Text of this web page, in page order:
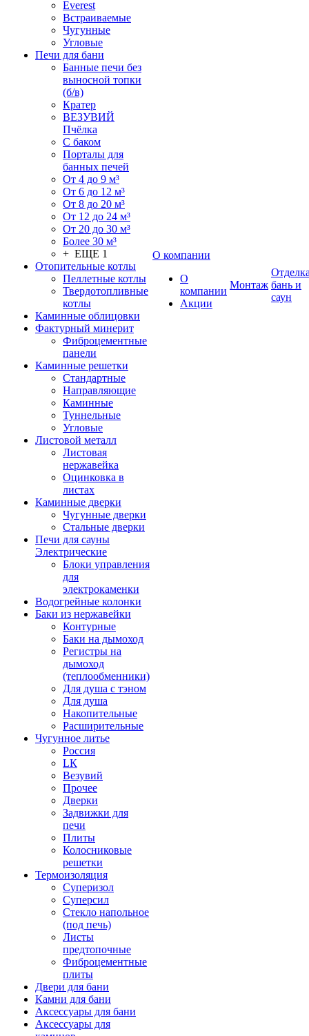
Everest
Встраиваемые
Чугунные
Угловые
Печи для бани
Банные печи без
выносной топки
(б/в)
Кратер
ВЕЗУВИЙ
Пчёлка
С баком
Порталы для
банных печей
От 4 до 9 м³
От 6 до 12 м³
От 8 до 20 м³
От 12 до 24 м³
От 20 до 30 м³
Более 30 м³
+ ЕЩЕ 1
Отопительные котлы
Пеллетные котлы
Твердотопливные
котлы
Каминные облицовки
Фактурный минерит
Фиброцементные
панели
Каминные решетки
Стандартные
Направляющие
Каминные
Туннельные
Угловые
Листовой металл
Листовая
нержавейка
Оцинковка в
листах
Каминные дверки
Чугунные дверки
Стальные дверки
Печи для сауны
Электрические
Блоки управления
для
электрокаменки
Водогрейные колонки
Баки из нержавейки
Контурные
Баки на дымоход
Регистры на
дымоход
(теплообменники)
Для душа с тэном
Для душа
Накопительные
Расширительные
Чугунное литье
Россия
LК
Везувий
Прочее
Дверки
Задвижки для
печи
Плиты
Колосниковые
решетки
Термоизоляция
Суперизол
Суперсил
Стекло напольное
(под печь)
Листы
предтопочные
Фиброцементные
плиты
Двери для бани
Камни для бани
Аксессуары для бани
Аксессуары для
О компании
О
компании
Акции
Монтаж бань и
саун